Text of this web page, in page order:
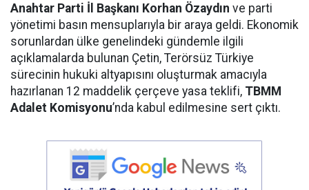
Anahtar Parti İl Başkanı Korhan Özaydın ve parti
yönetimi basın mensuplarıyla bir araya geldi. Ekonomik
sorunlardan ülke genelindeki gündemle ilgili
açıklamalarda bulunan Çetin, Terörsüz Türkiye
sürecinin hukuki altyapısını oluşturmak amacıyla
hazırlanan 12 maddelik çerçeve yasa teklifi, TBMM
Adalet Komisyonu’nda kabul edilmesine sert çıktı.